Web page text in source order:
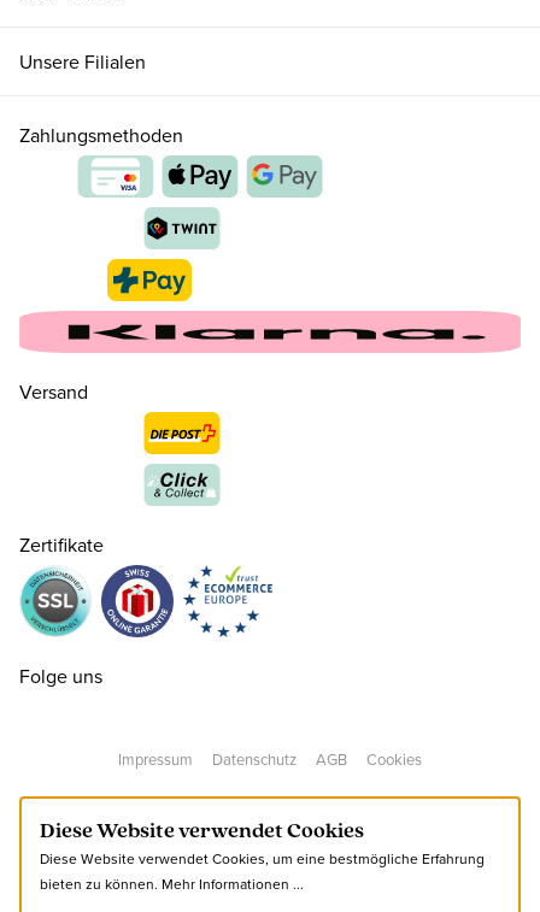
40 CHF 130.00 nur noch wenige verfügbar
CHF 130.00
Unsere Filialen
Zahlungsmethoden
Versand
Zertifikate
Folge uns
Impressum Datenschutz AGB Cookies
Diese Website verwendet Cookies
Diese Website verwendet Cookies, um eine bestmögliche Erfahrung
bieten zu können. Mehr Informationen ...